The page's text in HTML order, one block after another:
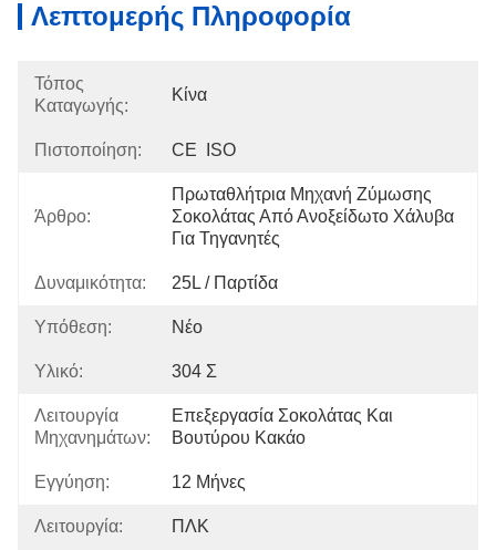
Λεπτομερής Πληροφορία
Τόπος
Καταγωγής:
Κίνα
Πιστοποίηση: CE  ISO
Άρθρο:
Πρωταθλήτρια Μηχανή Ζύμωσης
Σοκολάτας Από Ανοξείδωτο Χάλυβα
Για Τηγανητές
Δυναμικότητα: 25L / Παρτίδα
Υπόθεση: Νέο
Υλικό: 304 Σ
Λειτουργία
Μηχανημάτων:
Επεξεργασία Σοκολάτας Και
Βουτύρου Κακάο
Εγγύηση: 12 Μήνες
Λειτουργία: ΠΛΚ